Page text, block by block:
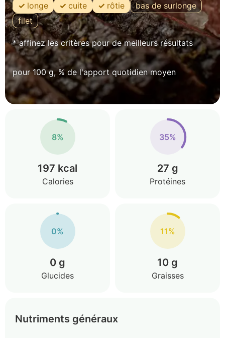
longe cuite rôtie
bas de surlonge
filet
* affinez les critères pour de meilleurs résultats
pour 100 g, % de l'apport quotidien moyen
8%
197 kcal
Calories
35%
27 g
Protéines
0%
0 g
Glucides
11%
10 g
Graisses
Nutriments généraux